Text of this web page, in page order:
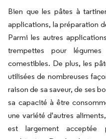
Bien que les pâtes à
applications, la préparation
Parmi les autres
trempettes pour
comestibles. De plus, les
utilisées de nombreuses
raison de sa saveur, de ses
sa capacité à être
une variété d'autres
est largement acceptée